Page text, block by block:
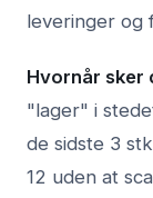
leveringer og
Hvornår sker
"lager" i
de sidste 3
12 uden at